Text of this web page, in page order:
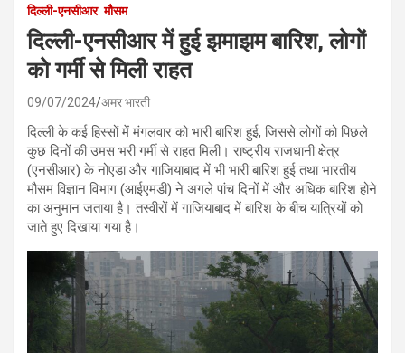
दिल्ली-एनसीआर मौसम
दिल्ली-एनसीआर में हुई झमाझम बारिश, लोगों
को गर्मी से मिली राहत
09/07/2024 अमर भारती
दिल्ली के कई हिस्सों में मंगलवार को भारी बारिश हुई, जिससे लोगों को पिछले
कुछ दिनों की उमस भरी गर्मी से राहत मिली। राष्ट्रीय राजधानी क्षेत्र
(एनसीआर) के नोएडा और गाजियाबाद में भी भारी बारिश हुई तथा भारतीय
मौसम विज्ञान विभाग (आईएमडी) ने अगले पांच दिनों में और अधिक बारिश होने
का अनुमान जताया है। तस्वीरों में गाजियाबाद में बारिश के बीच यात्रियों को
जाते हुए दिखाया गया है।